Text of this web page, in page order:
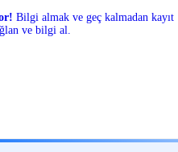
Bilgi almak ve geç kalmadan kayıt
ve bilgi al.